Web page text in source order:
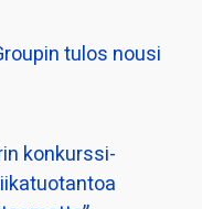
tulos nousi
konkurssi­